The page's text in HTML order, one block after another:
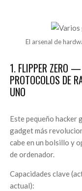
El arsenal de
1. FLIPPER ZERO
PROTOCOLOS DE
UNO
Este pequeño hacker
gadget más
cabe en un bolsillo y
de ordenador.
Capacidades clave
actual):